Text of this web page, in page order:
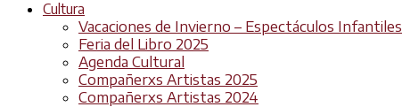
Cultura
Vacaciones de Invierno – Espectáculos Infantiles
Feria del Libro 2025
Agenda Cultural
Compañerxs Artistas 2025
Compañerxs Artistas 2024